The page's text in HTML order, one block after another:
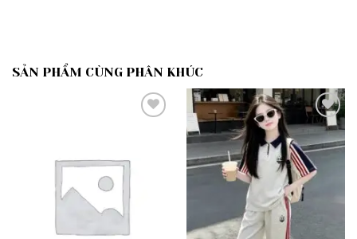
SẢN PHẨM CÙNG PHÂN KHÚC
Add to
wishlist